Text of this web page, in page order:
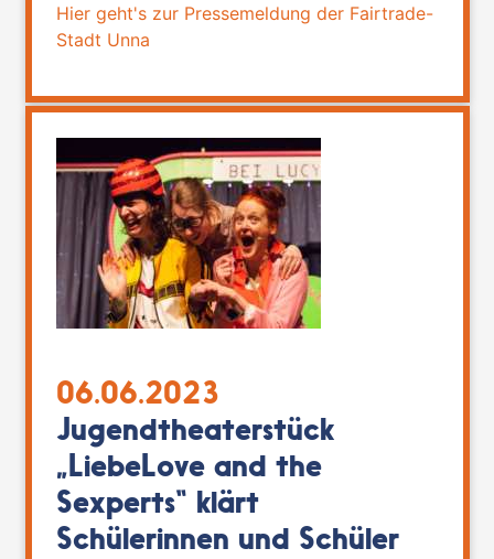
Hier geht's zur Pressemeldung der Fairtrade-
Stadt Unna
06.06.2023
Jugendtheaterstück
„LiebeLove and the
Sexperts“ klärt
Schülerinnen und Schüler